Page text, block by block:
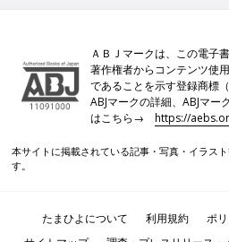
ＡＢＪマークは、この電子
著作権者からコンテンツ使
であることを示す登録商標
ABJマークの詳細、ABJマ
はこちら→https://
本サイトに掲載されている記事・写真・イラス
す。
たまひよについて 利用規約 ポ